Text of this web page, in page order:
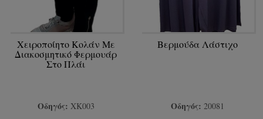
Χειροποίητο Κολάν Με
Διακοσμητικό Φερμουάρ
Στο Πλάι
Οδηγός: ΧΚ003
Βερμούδα Λάστιχο
Οδηγός: 20081